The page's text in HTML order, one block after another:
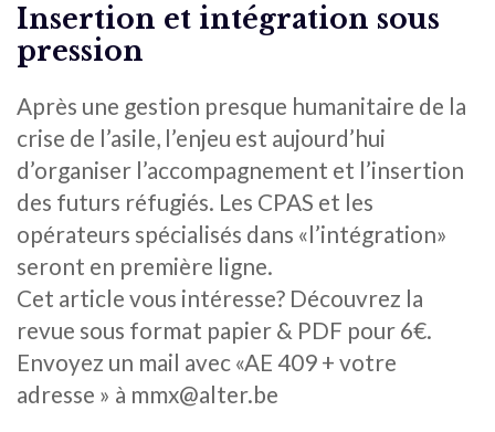
Insertion et intégration sous
pression
Après une gestion presque humanitaire de la
crise de l’asile, l’enjeu est aujourd’hui
d’organiser l’accompagnement et l’insertion
des futurs réfugiés. Les CPAS et les
opérateurs spécialisés dans «l’intégration»
seront en première ligne.
Cet article vous intéresse? Découvrez la
revue sous format papier & PDF pour 6€.
Envoyez un mail avec «AE 409 + votre
adresse » à mmx@alter.be